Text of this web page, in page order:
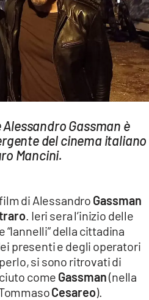
Gassman è
del cinema italiano
Mancini.
di Alessandro Gassman
. Ieri sera l’inizio delle
“Iannelli” della cittadina
presenti e degli operatori
si sono ritrovati di
come Gassman(nella
Cesareo).